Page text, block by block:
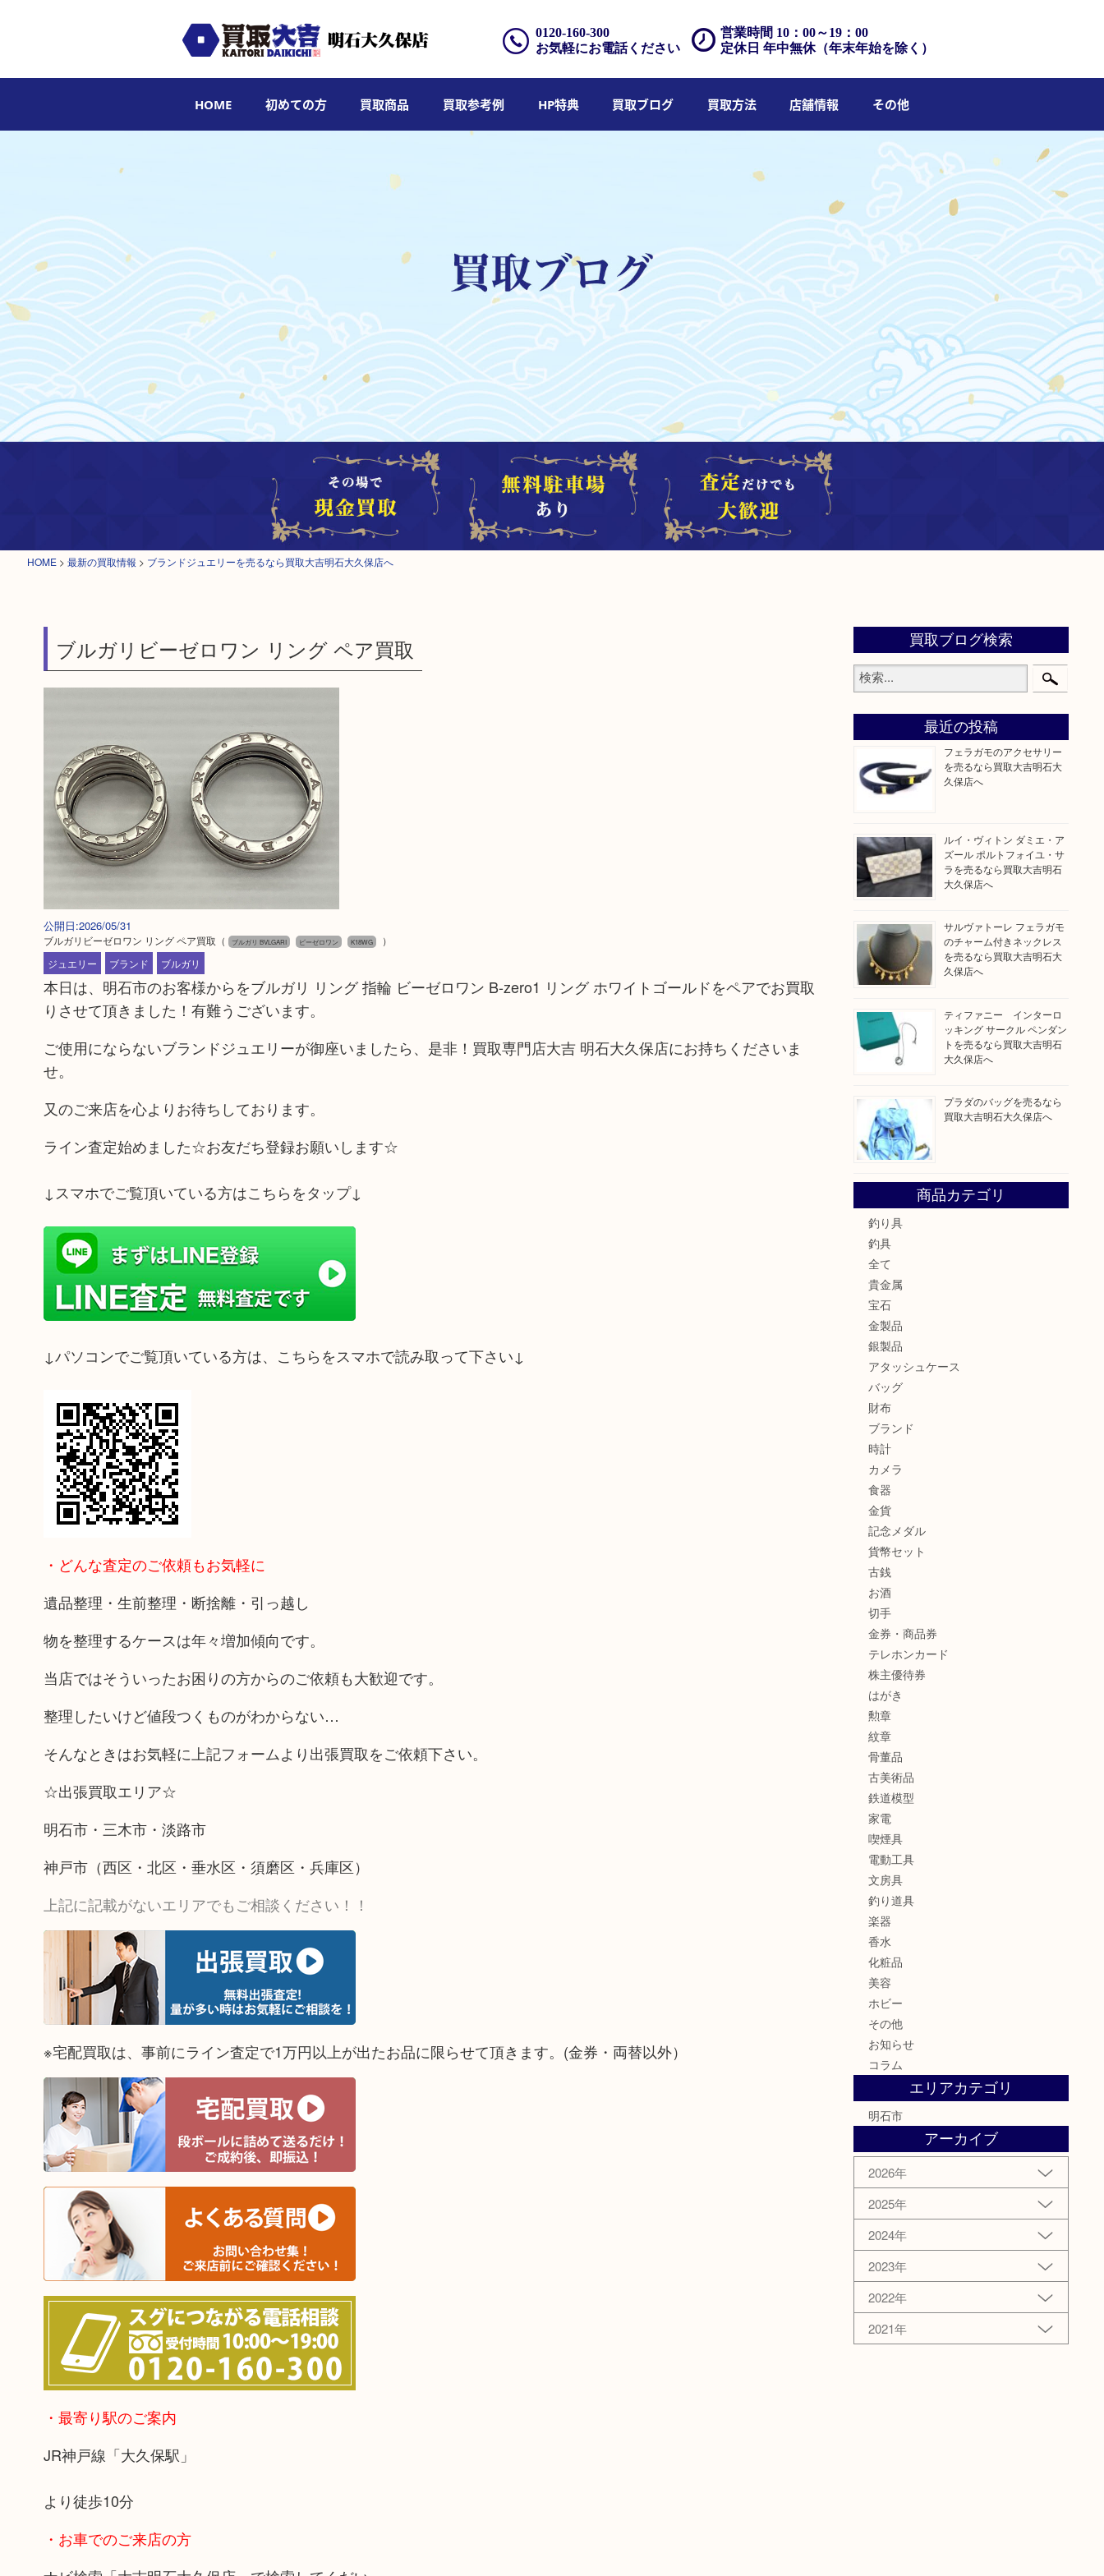
営業時間 10：00～19：00
定休日 年中無休（年末年始を除く）
0120-160-300
お気軽にお電話ください
HOME 初めての方 買取商品 買取参考例 HP特典 買取ブログ 買取方法 店舗情報 その他
HOME > 最新の買取情報 > ブランドジュエリーを売るなら買取大吉明石大久保店へ
ブルガリビーゼロワン リング ペア買取
公開日:2026/05/31
ブルガリビーゼロワン リング ペア買取 （ ブルガリ BVLGARI ビーゼロワン K18WG
）
ジュエリー
ブランド ブルガリ
本日は、明石市のお客様からをブルガリ リング 指輪 ビーゼロワン B-zero1 リング ホワイトゴールドをペアでお買取
りさせて頂きました！有難うございます。
ご使用にならないブランドジュエリーが御座いましたら、是非！買取専門店大吉 明石大久保店にお持ちくださいま
せ。
又のご来店を心よりお待ちしております。
ライン査定始めました☆お友だち登録お願いします☆
↓スマホでご覧頂いている方はこちらをタップ↓
↓パソコンでご覧頂いている方は、こちらをスマホで読み取って下さい↓
・どんな査定のご依頼もお気軽に
遺品整理・生前整理・断捨離・引っ越し
物を整理するケースは年々増加傾向です。
当店ではそういったお困りの方からのご依頼も大歓迎です。
整理したいけど値段つくものがわからない…
そんなときはお気軽に上記フォームより出張買取をご依頼下さい。
☆出張買取エリア☆
明石市・三木市・淡路市
神戸市（西区・北区・垂水区・須磨区・兵庫区）
上記に記載がないエリアでもご相談ください！！
※宅配買取は、事前にライン査定で1万円以上が出たお品に限らせて頂きます。(金券・両替以外）
・最寄り駅のご案内
JR神戸線「大久保駅」
より徒歩10分
・お車でのご来店の方
買取ブログ検索
最近の投稿
フェラガモのアクセサリー
を売るなら買取大吉明石大
久保店へ
ルイ・ヴィトン ダミエ・ア
ズール ポルトフォイユ・サ
ラを売るなら買取大吉明石
大久保店へ
サルヴァトーレ フェラガモ
のチャーム付きネックレス
を売るなら買取大吉明石大
久保店へ
ティファニー インターロ
ッキング サークル ペンダン
トを売るなら買取大吉明石
大久保店へ
プラダのバッグを売るなら
買取大吉明石大久保店へ
商品カテゴリ
釣り具
釣具
全て
貴金属
宝石
金製品
銀製品
アタッシュケース
バッグ
財布
ブランド
時計
カメラ
食器
金貨
記念メダル
貨幣セット
古銭
お酒
切手
金券・商品券
テレホンカード
株主優待券
はがき
勲章
紋章
骨董品
古美術品
鉄道模型
家電
喫煙具
電動工具
文房具
釣り道具
楽器
香水
化粧品
美容
ホビー
その他
お知らせ
コラム
エリアカテゴリ
明石市
アーカイブ
2026年
2025年
2024年
2023年
2022年
2021年